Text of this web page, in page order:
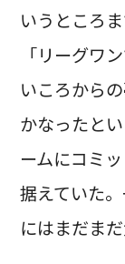
いうところ
「リーグワ
いころから
かなったと
ームにコミ
据えていた
にはまだま